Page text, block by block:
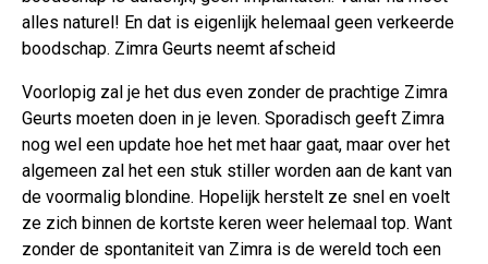
alles naturel! En dat is eigenlijk helemaal geen verkeerde
boodschap. Zimra Geurts neemt afscheid
Voorlopig zal je het dus even zonder de prachtige Zimra
Geurts moeten doen in je leven. Sporadisch geeft Zimra
nog wel een update hoe het met haar gaat, maar over het
algemeen zal het een stuk stiller worden aan de kant van
de voormalig blondine. Hopelijk herstelt ze snel en voelt
ze zich binnen de kortste keren weer helemaal top. Want
zonder de spontaniteit van Zimra is de wereld toch een